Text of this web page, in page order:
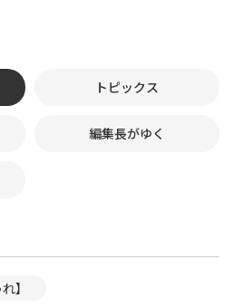
トピックス
編集長がゆく
】